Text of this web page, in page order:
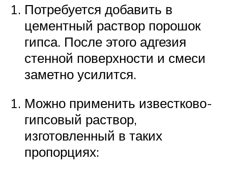
Потребуется добавить в
цементный раствор порошок
гипса. После этого адгезия
стенной поверхности и смеси
заметно усилится.
Можно применить известково-
гипсовый раствор,
изготовленный в таких
пропорциях: